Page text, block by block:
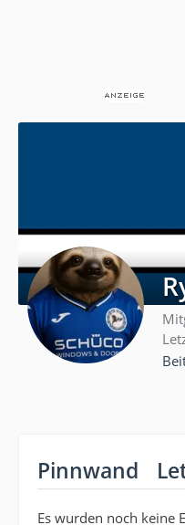
Pinnwand
Es wurden noch keine